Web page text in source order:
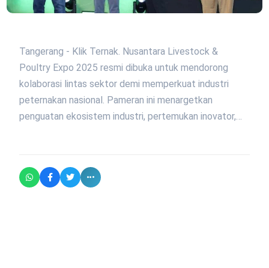
Tangerang - Klik Ternak. Nusantara Livestock &
Poultry Expo 2025 resmi dibuka untuk mendorong
kolaborasi lintas sektor demi memperkuat industri
peternakan nasional. Pameran ini menargetkan
penguatan ekosistem industri, pertemukan inovator,…